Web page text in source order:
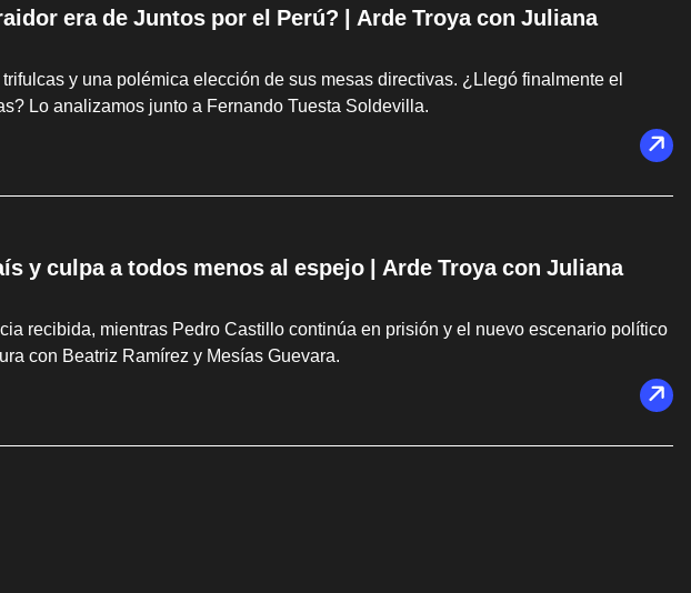
era de Juntos por el Perú? | Arde Troya con Juliana
y una polémica elección de sus mesas directivas. ¿Llegó finalmente el
Lo analizamos junto a Fernando Tuesta Soldevilla.
y culpa a todos menos al espejo | Arde Troya con Juliana
recibida, mientras Pedro Castillo continúa en prisión y el nuevo escenario político
con Beatriz Ramírez y Mesías Guevara.